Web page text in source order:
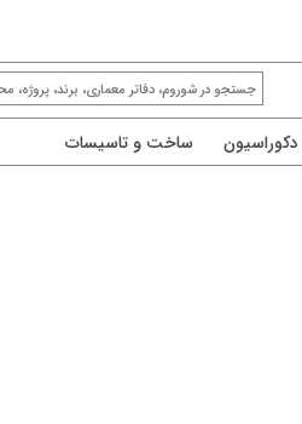
دکوراسیون ساخت و تاسیسات